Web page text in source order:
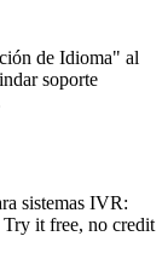
de Idioma" al
soporte
sistemas IVR:
it free, no credit